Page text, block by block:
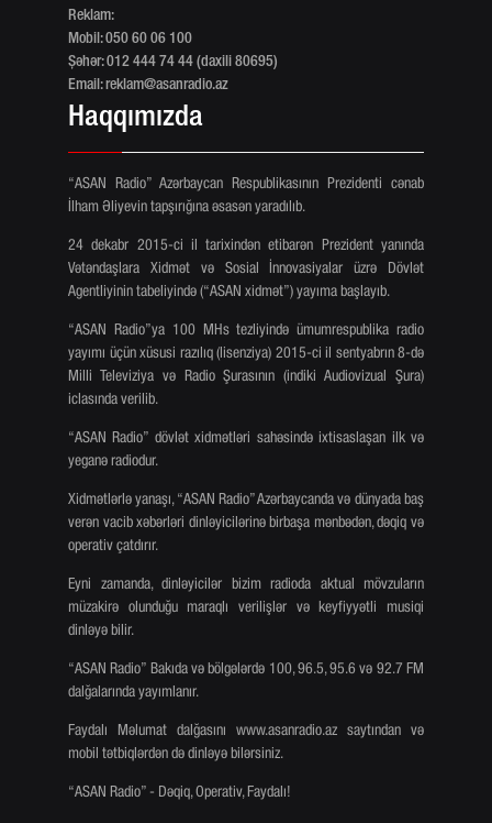
Reklam:
Mobil: 050 60 06 100
Şəhər: 012 444 74 44 (daxili 80695)
Email:reklam@asanradio.az
Haqqımızda
“ASAN Radio” Azərbaycan Respublikasının Prezidenti cənab
İlham Əliyevin tapşırığına əsasən yaradılıb.
24 dekabr 2015-ci il tarixindən etibarən Prezident yanında
Vətəndaşlara Xidmət və Sosial İnnovasiyalar üzrə Dövlət
Agentliyinin tabeliyində (“ASAN xidmət”) yayıma başlayıb.
“ASAN Radio”ya 100 MHs tezliyində ümumrespublika radio
yayımı üçün xüsusi razılıq (lisenziya) 2015-ci il sentyabrın 8-də
Milli Televiziya və Radio Şurasının (indiki Audiovizual Şura)
iclasında verilib.
“ASAN Radio” dövlət xidmətləri sahəsində ixtisaslaşan ilk və
yeganə radiodur.
Xidmətlərlə yanaşı, “ASAN Radio” Azərbaycanda və dünyada baş
verən vacib xəbərləri dinləyicilərinə birbaşa mənbədən, dəqiq və
operativ çatdırır.
Eyni zamanda, dinləyicilər bizim radioda aktual mövzuların
müzakirə olunduğu maraqlı verilişlər və keyfiyyətli musiqi
dinləyə bilir.
“ASAN Radio” Bakıda və bölgələrdə 100, 96.5, 95.6 və 92.7 FM
dalğalarında yayımlanır.
Faydalı Məlumat dalğasını www.asanradio.az saytından və
mobil tətbiqlərdən də dinləyə bilərsiniz.
“ASAN Radio” - Dəqiq, Operativ, Faydalı!